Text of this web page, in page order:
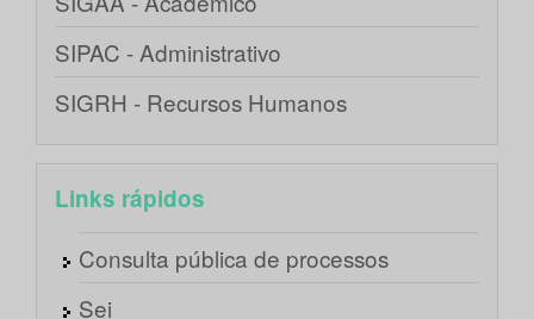
SIPAC - Administrativo
SIGRH - Recursos Humanos
Links rápidos
Consulta pública de processos
Sei